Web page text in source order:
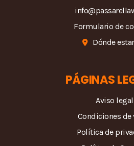
Formulario de
Dónde
PÁGINAS
Aviso legal
Condiciones de
Política de